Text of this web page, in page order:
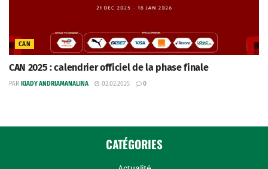
CAN
CAN 2025 : calendrier officiel de la phase finale
PAR KIADY ANDRIAMANALINA 02.02.2025 0
CATÉGORIES